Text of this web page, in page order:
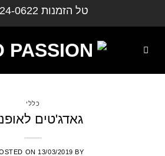
טל הזמנות 0622
כללי
גאדג'טים
ON 13/03/2019 BY